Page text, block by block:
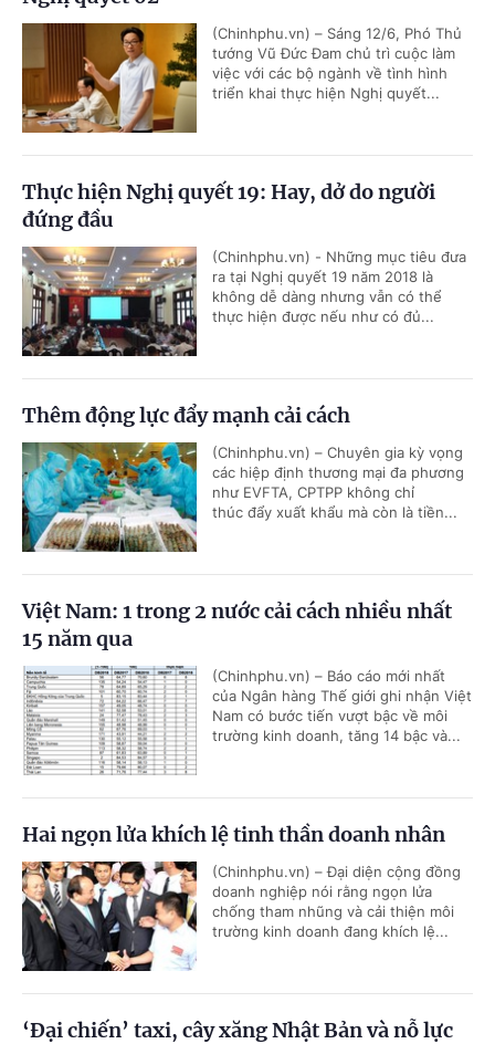
(Chinhphu.vn) – Sáng 12/6, Phó Thủ
tướng Vũ Đức Đam chủ trì cuộc làm
việc với các bộ ngành về tình hình
triển khai thực hiện Nghị quyết...
Thực hiện Nghị quyết 19: Hay, dở do người
đứng đầu
(Chinhphu.vn) - Những mục tiêu đưa
ra tại Nghị quyết 19 năm 2018 là
không dễ dàng nhưng vẫn có thể
thực hiện được nếu như có đủ...
Thêm động lực đẩy mạnh cải cách
(Chinhphu.vn) – Chuyên gia kỳ vọng
các hiệp định thương mại đa phương
như EVFTA, CPTPP không chỉ
thúc đẩy xuất khẩu mà còn là tiền...
Việt Nam: 1 trong 2 nước cải cách nhiều nhất
15 năm qua
(Chinhphu.vn) – Báo cáo mới nhất
của Ngân hàng Thế giới ghi nhận Việt
Nam có bước tiến vượt bậc về môi
trường kinh doanh, tăng 14 bậc và...
Hai ngọn lửa khích lệ tinh thần doanh nhân
(Chinhphu.vn) – Đại diện cộng đồng
doanh nghiệp nói rằng ngọn lửa
chống tham nhũng và cải thiện môi
trường kinh doanh đang khích lệ...
‘Đại chiến’ taxi, cây xăng Nhật Bản và nỗ lực